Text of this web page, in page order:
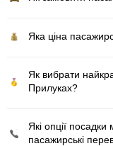
Яка ціна
Як вибрати
Прилуках?
Які опції
пасажирські